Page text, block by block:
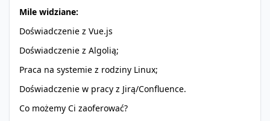
Mile widziane:
Doświadczenie z Vue.js
Doświadczenie z Algolią;
Praca na systemie z rodziny Linux;
Doświadczenie w pracy z Jirą/Confluence.
Co możemy Ci zaoferować?